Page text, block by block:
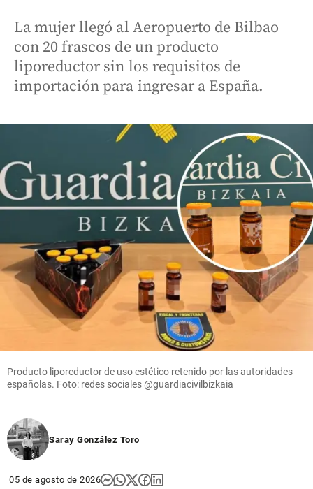
La mujer llegó al Aeropuerto de Bilbao
con 20 frascos de un producto
liporeductor sin los requisitos de
importación para ingresar a España.
Producto liporeductor de uso estético retenido por las autoridades
españolas. Foto: redes sociales @guardiacivilbizkaia
Saray González Toro
05 de agosto de 2026